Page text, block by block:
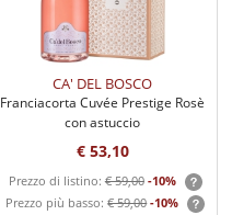
CA' DEL BOSCO
Franciacorta Cuvée Prestige Rosè
con astuccio
€ 53,10
Prezzo di listino:€ 59,00 -10%
Prezzo più basso:€ 59,00 -10%